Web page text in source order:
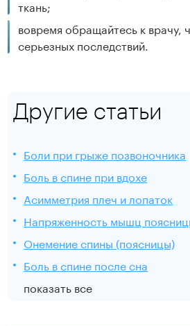
ткань;
вовремя обращайтесь к врачу,
серьезных последствий.
Другие статьи
Боли при грыже позвоночника
Боль в спине при вдохе
Асимметрия плеч и лопаток
Напряженность мышц
Онемение спины (поясницы)
Боль в спине после сна
показать все